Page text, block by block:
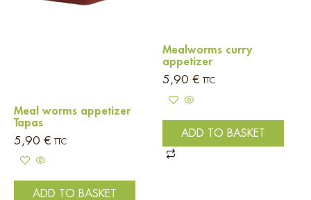
Meal worms appetizer
Tapas
5,90 € TTC
ADD TO BASKET
Mealworms curry
appetizer
5,90 € TTC
ADD TO BASKET